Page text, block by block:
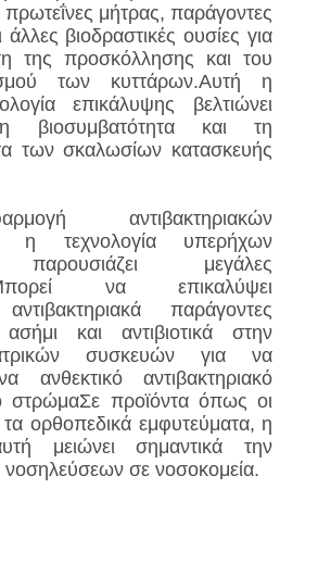
πρωτεΐνες μήτρας, παράγοντες
βιοδραστικές ουσίες για
της προσκόλλησης και του
των κυττάρων.Αυτή η
επικάλυψης βελτιώνει
βιοσυμβατότητα και τη
των σκαλωσίων κατασκευής
αντιβακτηριακών
η τεχνολογία υπερήχων
μεγάλες
να επικαλύψει
παράγοντες
και αντιβιοτικά στην
συσκευών για να
ανθεκτικό αντιβακτηριακό
στρώμαΣε προϊόντα όπως οι
τα ορθοπεδικά εμφυτεύματα, η
μειώνει σημαντικά την
σε νοσοκομεία.